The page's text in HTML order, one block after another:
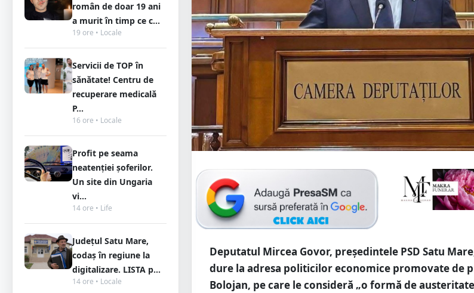
român de doar 19 ani
a murit în timp ce c...
19 ore • Locale
Servicii de TOP în
sănătate! Centru de
recuperare medicală
P...
16 ore • Locale
Profit pe seama
neatenției șoferilor.
Un site din Ungaria
vi...
14 ore • Life
Județul Satu Mare,
codaș în regiune la
digitalizare. LISTA p...
14 ore • Locale
Deputatul Mircea Govor, președintele PSD Satu
dure la adresa politicilor economice promovate de
Bolojan, pe care le consideră „o formă de